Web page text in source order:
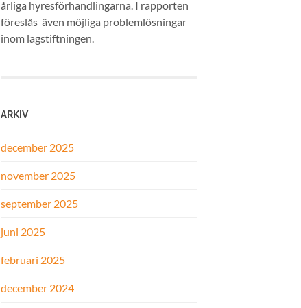
årliga hyresförhandlingarna. I rapporten
föreslås även möjliga problemlösningar
inom lagstiftningen.
ARKIV
december 2025
november 2025
september 2025
juni 2025
februari 2025
december 2024